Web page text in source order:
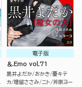
電子版
＆.Emo vol.71
黒井よだか おかき 憂キテ
カ 増留ささみ ニト 斧原ヨー